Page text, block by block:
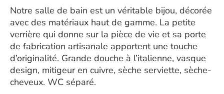
Notre salle de bain est un véritable bijou, décorée
avec des matériaux haut de gamme. La petite
verrière qui donne sur la pièce de vie et sa porte
de fabrication artisanale apportent une touche
d’originalité. Grande douche à l’italienne, vasque
design, mitigeur en cuivre, sèche serviette, sèche-
cheveux. WC séparé.